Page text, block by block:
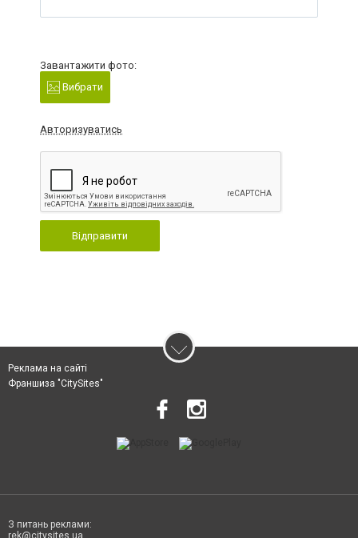
Завантажити фото:
Вибрати
Авторизуватись
Відправити
Реклама на сайті
Франшиза "CitySites"
З питань реклами:
rek@citysites.ua